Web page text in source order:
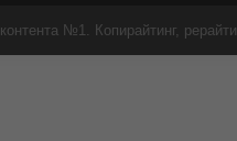
№1. Копирайтинг,